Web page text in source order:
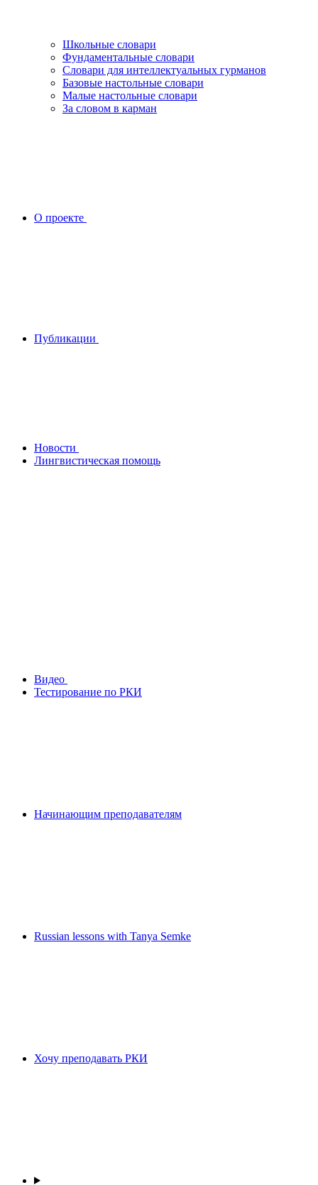
Школьные словари
Фундаментальные словари
Словари для интеллектуальных гурманов
Базовые настольные словари
Малые настольные словари
За словом в карман
О проекте
Публикации
Новости
Лингвистическая помощь
Видео
Тестирование по РКИ
Начинающим преподавателям
Russian lessons with Tanya Semke
Хочу преподавать РКИ